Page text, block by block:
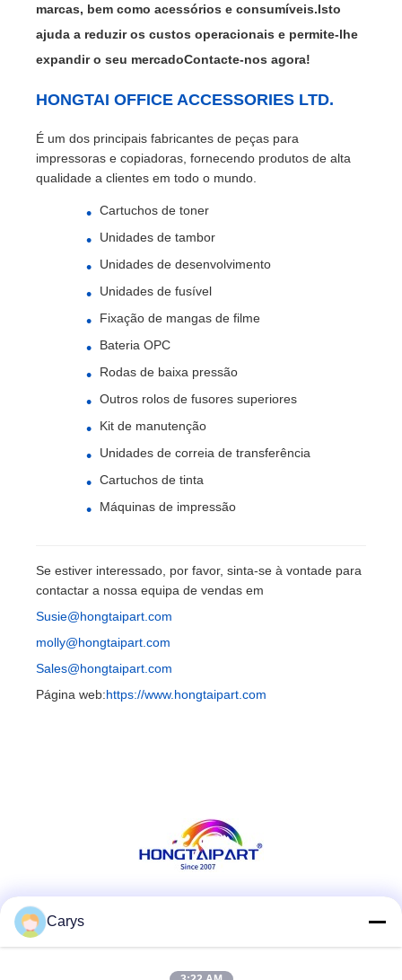
marcas, bem como acessórios e consumíveis.Isto
ajuda a reduzir os custos operacionais e permite-lhe
expandir o seu mercadoContacte-nos agora!
HONGTAI OFFICE ACCESSORIES LTD.
É um dos principais fabricantes de peças para
impressoras e copiadoras, fornecendo produtos de alta
qualidade a clientes em todo o mundo.
Cartuchos de toner
Unidades de tambor
Unidades de desenvolvimento
Unidades de fusível
Fixação de mangas de filme
Bateria OPC
Rodas de baixa pressão
Outros rolos de fusores superiores
Kit de manutenção
Unidades de correia de transferência
Cartuchos de tinta
Máquinas de impressão
Se estiver interessado, por favor, sinta-se à vontade para
contactar a nossa equipa de vendas em
Susie@hongtaipart.com
molly@hongtaipart.com
Sales@hongtaipart.com
Página web:https://www.hongtaipart.com
Carys